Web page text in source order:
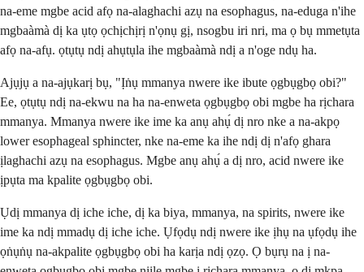
na-eme mgbe acid afọ na-alaghachi azụ na esophagus, na-eduga n'ihe
mgbaàmà dị ka ụtọ ọchịchịrị n'ọnụ gị, nsogbu iri nri, ma ọ bụ mmetụta
afọ na-afụ. ọtụtụ ndị ahụtụla ihe mgbaàmà ndị a n'oge ndụ ha.
Ajụjụ a na-ajụkarị bụ, "Ịṅụ mmanya nwere ike ibute ọgbụgbọ obi?"
Ee, ọtụtụ ndị na-ekwu na ha na-enweta ọgbụgbọ obi mgbe ha rịchara
mmanya. Mmanya nwere ike ime ka anụ ahụ́ dị nro nke a na-akpọ
lower esophageal sphincter, nke na-eme ka ihe ndị dị n'afọ ghara
ịlaghachi azụ na esophagus. Mgbe anụ ahụ́ a dị nro, acid nwere ike
ịpụta ma kpalite ọgbụgbọ obi.
Ụdị mmanya dị iche iche, dị ka biya, mmanya, na spirits, nwere ike
ime ka ndị mmadụ dị iche iche. Ụfọdụ ndị nwere ike ịhụ na ụfọdụ ihe
ọṅụṅụ na-akpalite ọgbụgbọ obi ha karịa ndị ọzọ. Ọ bụrụ na ị na-